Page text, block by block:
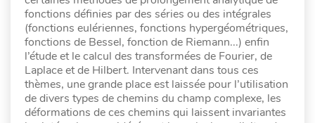
fonctions définies par des séries ou des intégrales
(fonctions eulériennes, fonctions hypergéométriques,
fonctions de Bessel, fonction de Riemann...) enfin
l’étude et le calcul des transformées de Fourier, de
Laplace et de Hilbert. Intervenant dans tous ces
thèmes, une grande place est laissée pour l’utilisation
de divers types de chemins du champ complexe, les
déformations de ces chemins qui laissent invariantes